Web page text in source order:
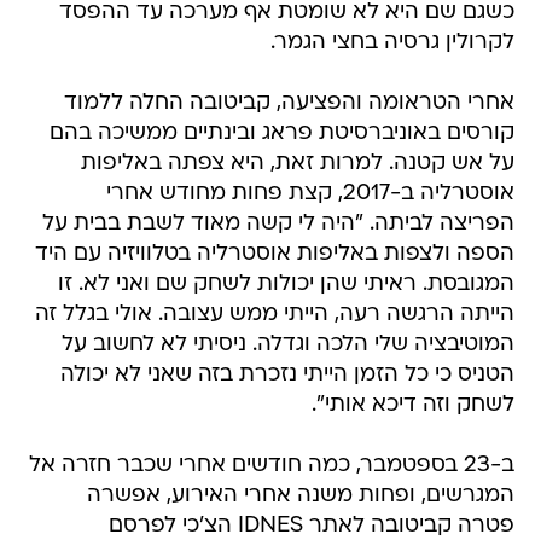
כשגם שם היא לא שומטת אף מערכה עד ההפסד
לקרולין גרסיה בחצי הגמר.
אחרי הטראומה והפציעה, קביטובה החלה ללמוד
קורסים באוניברסיטת פראג ובינתיים ממשיכה בהם
על אש קטנה. למרות זאת, היא צפתה באליפות
אוסטרליה ב-2017, קצת פחות מחודש אחרי
הפריצה לביתה. "היה לי קשה מאוד לשבת בבית על
הספה ולצפות באליפות אוסטרליה בטלוויזיה עם היד
המגובסת. ראיתי שהן יכולות לשחק שם ואני לא. זו
הייתה הרגשה רעה, הייתי ממש עצובה. אולי בגלל זה
המוטיבציה שלי הלכה וגדלה. ניסיתי לא לחשוב על
הטניס כי כל הזמן הייתי נזכרת בזה שאני לא יכולה
לשחק וזה דיכא אותי".
ב-23 בספטמבר, כמה חודשים אחרי שכבר חזרה אל
המגרשים, ופחות משנה אחרי האירוע, אפשרה
פטרה קביטובה לאתר IDNES הצ'כי לפרסם